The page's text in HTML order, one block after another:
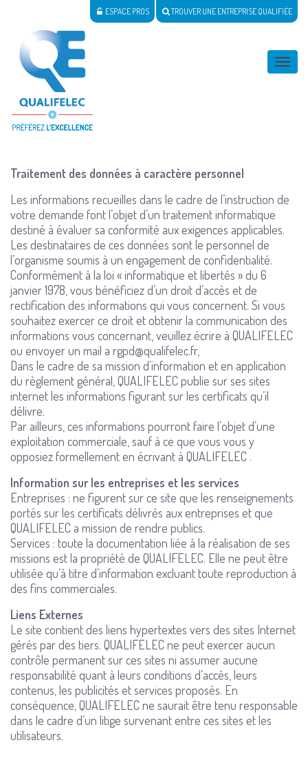
ESPACE PROS TROUVER UNE ENTREPRISE QUALIFIÉE
Traitement des données à caractère personnel
Les informations recueilles dans le cadre de l’instruction de
votre demande font l’objet d’un traitement informatique
destiné à évaluer sa conformité aux exigences applicables.
Les destinataires de ces données sont le personnel de
l’organisme soumis à un engagement de confidentialité.
Conformément à la loi « informatique et libertés » du 6
janvier 1978, vous bénéficiez d’un droit d’accès et de
rectification des informations qui vous concernent. Si vous
souhaitez exercer ce droit et obtenir la communication des
informations vous concernant, veuillez écrire à QUALIFELEC
ou envoyer un mail a rgpd@qualifelec.fr,
Dans le cadre de sa mission d’information et en application
du règlement général, QUALIFELEC publie sur ses sites
internet les informations figurant sur les certificats qu’il
délivre.
Par ailleurs, ces informations pourront faire l’objet d’une
exploitation commerciale, sauf à ce que vous vous y
opposiez formellement en écrivant à QUALIFELEC .
Information sur les entreprises et les services
Entreprises : ne figurent sur ce site que les renseignements
portés sur les certificats délivrés aux entreprises et que
QUALIFELEC a mission de rendre publics.
Services : toute la documentation liée à la réalisation de ses
missions est la propriété de QUALIFELEC. Elle ne peut être
utilisée qu’à titre d’information excluant toute reproduction à
des fins commerciales.
Liens Externes
Le site contient des liens hypertextes vers des sites Internet
gérés par des tiers. QUALIFELEC ne peut exercer aucun
contrôle permanent sur ces sites ni assumer aucune
responsabilité quant à leurs conditions d’accès, leurs
contenus, les publicités et services proposés. En
conséquence, QUALIFELEC ne saurait être tenu responsable
dans le cadre d’un litige survenant entre ces sites et les
utilisateurs.